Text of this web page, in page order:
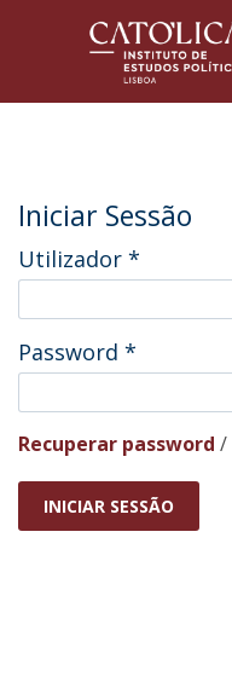
Iniciar Sessão
Utilizador *
Password *
Recuperar password /
INICIAR SESSÃO